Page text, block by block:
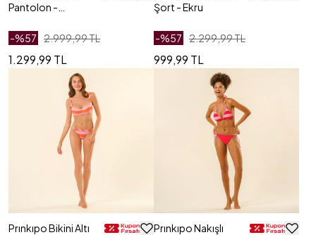
Pantolon -
-%57 2.999,99 TL
1.299,99 TL
Şort - Ekru
-%57 2.299,99 TL
999,99 TL
Prınkıpo Bikini Altı
Prınkıpo Nakışlı